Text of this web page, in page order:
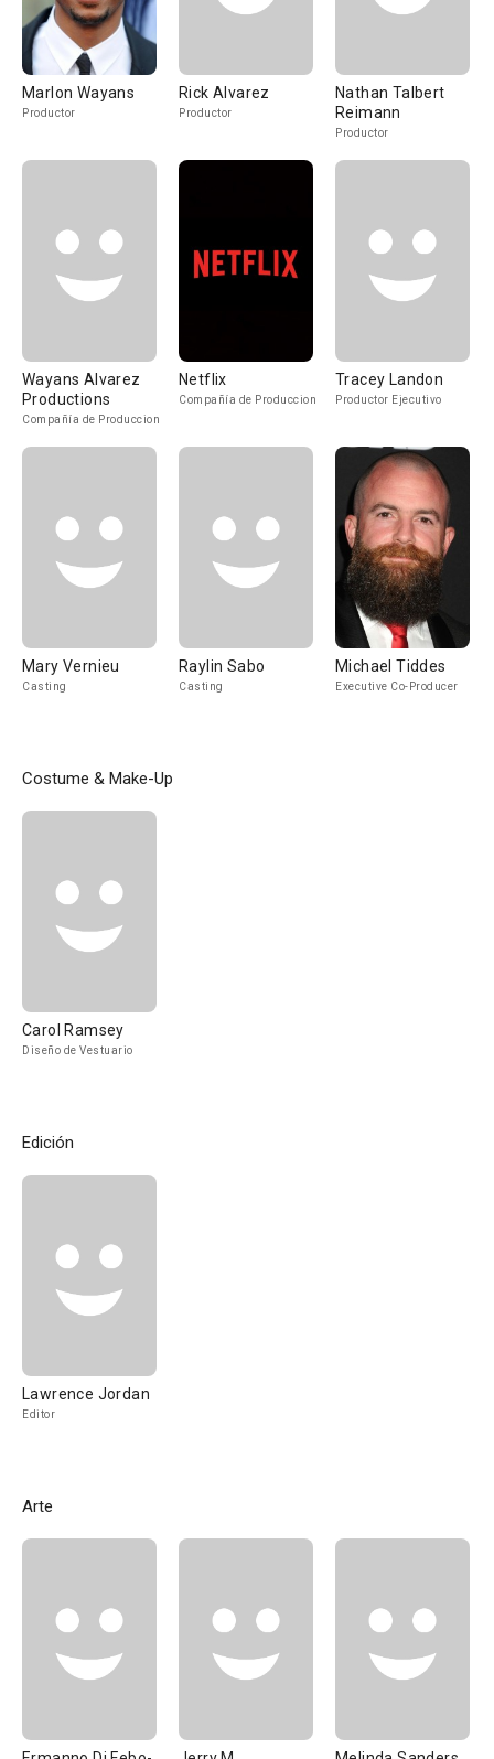
Marlon Wayans
Productor
Rick Alvarez
Productor
Nathan Talbert
Reimann
Productor
Wayans Alvarez
Productions
Compañía de Produccion
Netflix
Compañía de Produccion
Tracey Landon
Productor Ejecutivo
Mary Vernieu
Casting
Raylin Sabo
Casting
Michael Tiddes
Executive Co-Producer
Costume & Make-Up
Carol Ramsey
Diseño de Vestuario
Edición
Lawrence Jordan
Editor
Arte